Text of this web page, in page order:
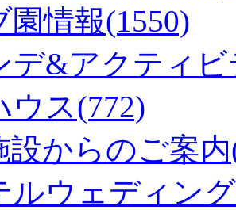
園情報(1550)
デ&アクティビ
ウス(772)
設からのご案内
ルウェディン